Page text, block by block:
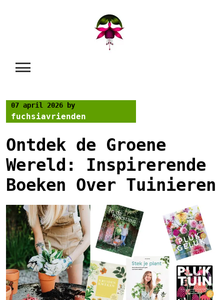
07 april 2026 by
fuchsiavrienden
Ontdek de Groene
Wereld: Inspirerende
Boeken Over Tuinieren